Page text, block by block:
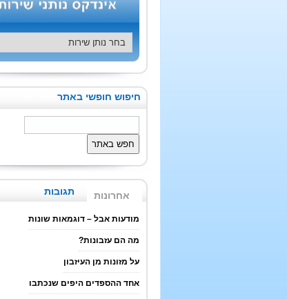
חיפוש חופשי באתר
אחרונות תגובות
מודעות אבל – דוגמאות שונות
מה הם עזבונות?
על מזונות מן העיזבון
אחד ההספדים היפים שנכתבו